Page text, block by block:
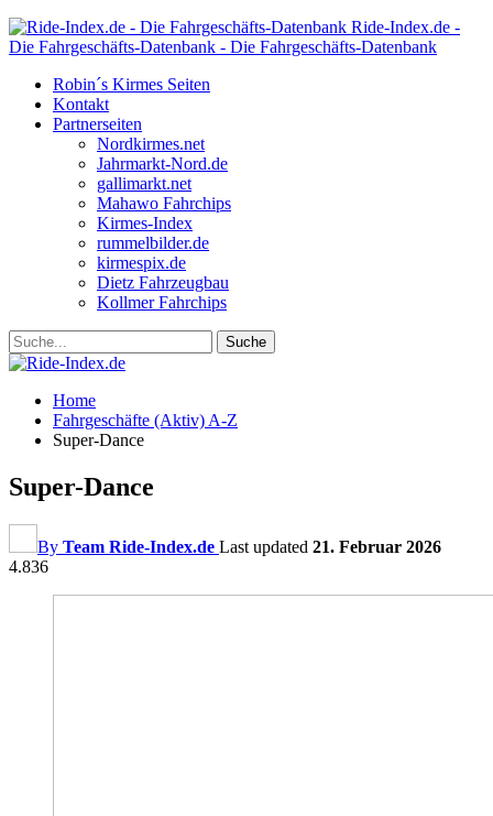
Ride-Index.de -
Die Fahrgeschäfts-Datenbank - Die Fahrgeschäfts-Datenbank
Robin´s Kirmes Seiten
Kontakt
Partnerseiten
Nordkirmes.net
Jahrmarkt-Nord.de
gallimarkt.net
Mahawo Fahrchips
Kirmes-Index
rummelbilder.de
kirmespix.de
Dietz Fahrzeugbau
Kollmer Fahrchips
Home
Fahrgeschäfte (Aktiv) A-Z
Super-Dance
Super-Dance
By Team Ride-Index.de Last updated 21. Februar 2026
4.836